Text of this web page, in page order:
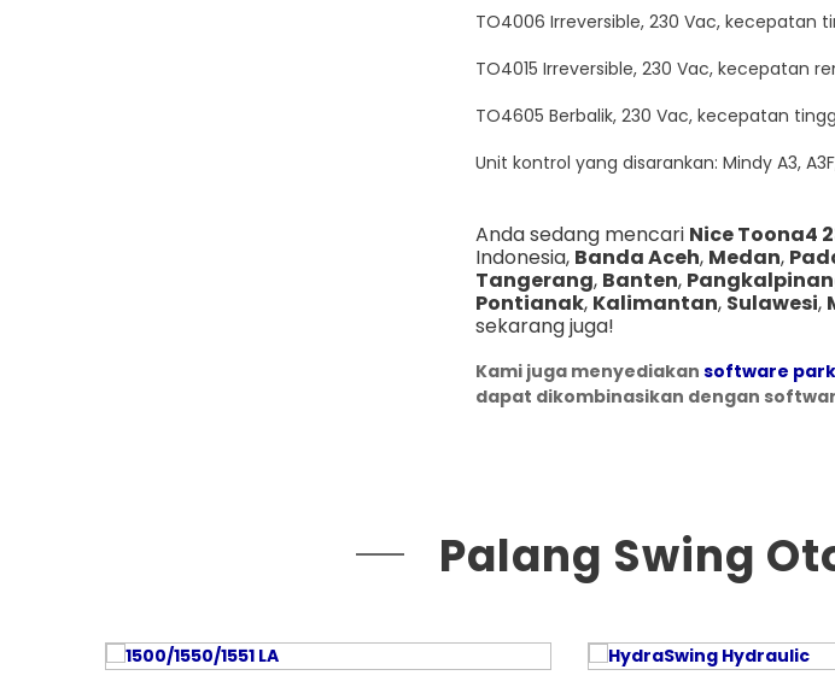
TO4006 Irreversible, 230 Vac,
TO4015 Irreversible, 230 Vac, kecepatan
TO4605 Berbalik, 230 Vac, kecepatan
Unit kontrol yang disarankan: Mindy A3,
Anda sedang mencari Nice Toona4
Indonesia, Banda Aceh, Medan,
Tangerang, Banten,
Pontianak, Kalimantan, Sulawesi,
sekarang juga!
Kami juga menyediakan software
dapat dikombinasikan dengan
Palang Swing